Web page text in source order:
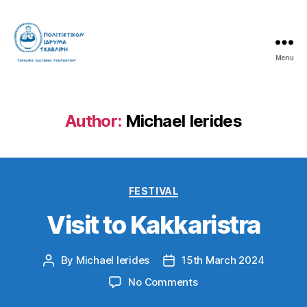
Menu
Author: Michael Ierides
Categories
FESTIVAL
Visit to Kakkaristra
Post
By Michael Ierides
Post
date
15th March 2024
No Commentson